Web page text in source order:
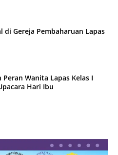
di Gereja Pembaharuan Lapas
Wanita Lapas Kelas I
Hari Ibu